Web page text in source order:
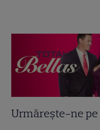
Urmărește-ne pe